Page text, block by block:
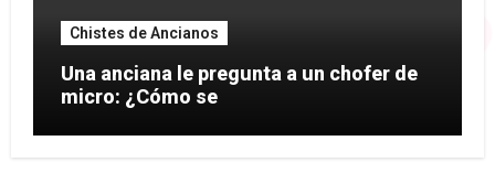
Chistes de Ancianos
Una anciana le pregunta a un chofer de
micro: ¿Cómo se